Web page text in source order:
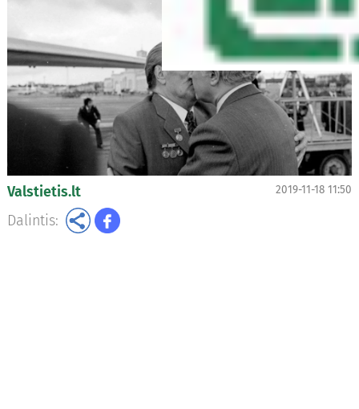
Valstietis.lt 2019-11-18 11:50
Dalintis: